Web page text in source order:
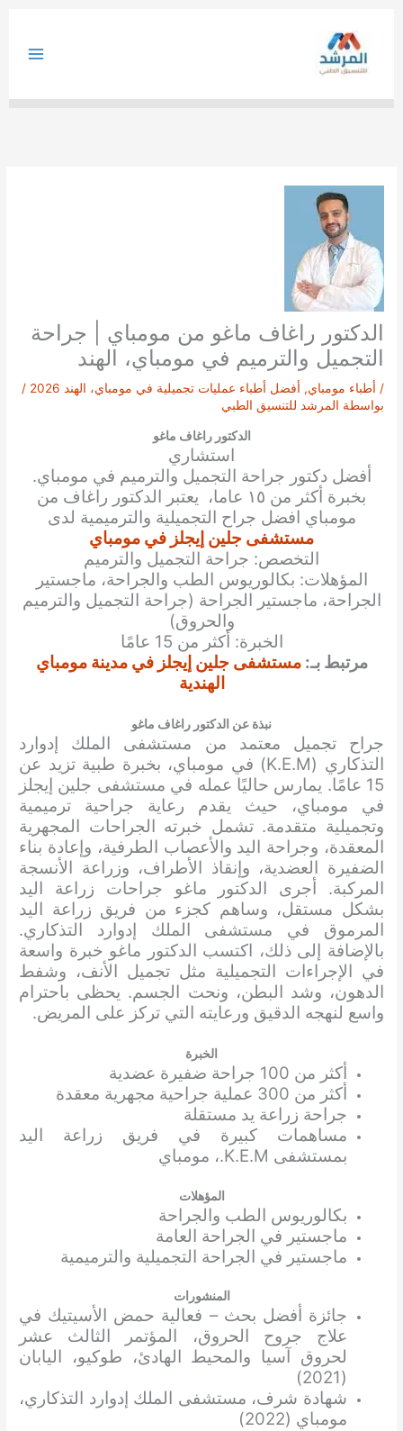
الدكتور راغاف ماغو من مومباي | جراحة
التجميل والترميم في مومباي، الهند
/ أطباء مومباي, أفضل أطباء عمليات تجميلية في مومباي، الهند 2026
/
بواسطة المرشد للتنسيق الطبي
الدكتور راغاف ماغو
استشاري
أفضلدكتور جراحة التجميل والترميم في مومباي.
بخبرة أكثر من ١٥ عاما، يعتبر
الدكتور راغاف من
مومباي افضل جراح التجميلية والترميمية لدى
مستشفى جلين إيجلز في مومباي
التخصص: جراحة التجميل والترميم
المؤهلات: بكالوريوس الطب والجراحة، ماجستير
الجراحة، ماجستير الجراحة (جراحة التجميل والترميم
والحروق)
الخبرة: أكثر من 15 عامًا
مرتبط بـ:مستشفى جلين إيجلز في مدينة مومباي
الهندية
نبذة عن الدكتور راغاف ماغو
جراح تجميل معتمد من مستشفى الملك إدوارد
التذكاري (K.E.M) في مومباي، بخبرة طبية تزيد عن
15 عامًا. يمارس حاليًا عمله في مستشفى جلين إيجلز
في مومباي، حيث يقدم رعاية جراحية ترميمية
وتجميلية متقدمة. تشمل خبرته الجراحات المجهرية
المعقدة، وجراحة اليد والأعصاب الطرفية، وإعادة بناء
الضفيرة العضدية، وإنقاذ الأطراف، وزراعة الأنسجة
المركبة. أجرى الدكتور ماغو جراحات زراعة اليد
بشكل مستقل، وساهم كجزء من فريق زراعة اليد
المرموق في مستشفى الملك إدوارد التذكاري.
بالإضافة إلى ذلك، اكتسب الدكتور ماغو خبرة واسعة
في الإجراءات التجميلية مثل تجميل الأنف، وشفط
الدهون، وشد البطن، ونحت الجسم. يحظى باحترام
واسع لنهجه الدقيق ورعايته التي تركز على المريض.
الخبرة
أكثر من 100 جراحة ضفيرة عضدية
أكثر من 300 عملية جراحية مجهرية معقدة
جراحة زراعة يد مستقلة
مساهمات كبيرة في فريق زراعة اليد
بمستشفى K.E.M.، مومباي
المؤهلات
بكالوريوس الطب والجراحة
ماجستير في الجراحة العامة
ماجستير في الجراحة التجميلية والترميمية
المنشورات
جائزة أفضل بحث – فعالية حمض الأسيتيك في
علاج جروح الحروق، المؤتمر الثالث عشر
لحروق آسيا والمحيط الهادئ، طوكيو، اليابان
(2021)
شهادة شرف، مستشفى الملك إدوارد التذكاري،
مومباي (2022)